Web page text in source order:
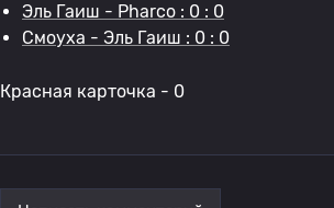
Эль Гаиш - Pharco : 0 : 0
Смоуха - Эль Гаиш : 0 : 0
Красная карточка - 0